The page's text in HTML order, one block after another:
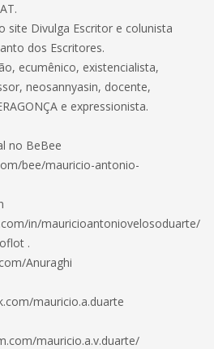
site Divulga Escritor e colunista
dos Escritores.
ecumênico, existencialista,
neosannyasin, docente,
e expressionista.
no BeBee
bee/mauricio-antonio-
in/mauricioantoniovelosoduarte/
.
Anuraghi
mauricio.a.duarte
mauricio.a.v.duarte/